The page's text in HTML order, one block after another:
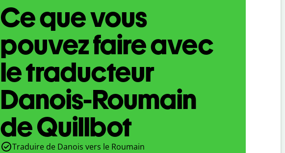
Ce que vous
pouvez faire avec
le traducteur
Danois-Roumain
de Quillbot
Traduire de Danois vers le Roumain